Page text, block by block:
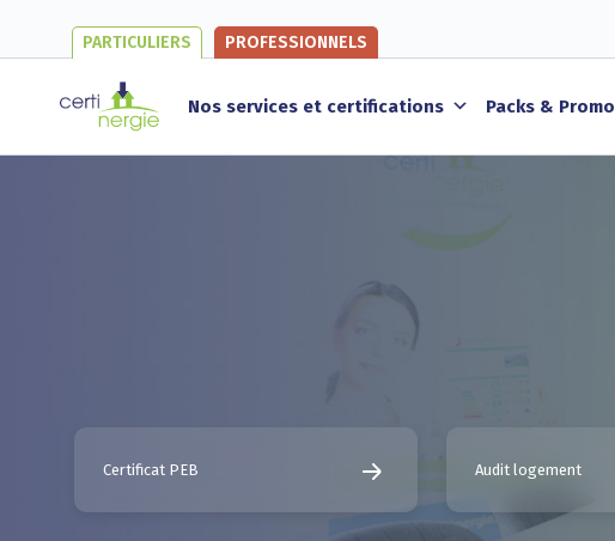
PARTICULIERS PROFESSIONNELS
Nos services et certifications Packs &
Certificat PEB Audit logement